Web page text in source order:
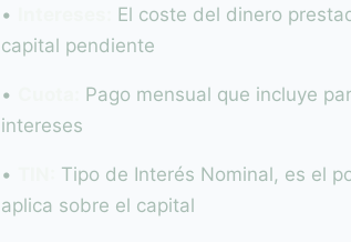
•
El coste del dinero
capital pendiente
•
Pago mensual que incluye
intereses
•
Tipo de Interés Nominal, es el
aplica sobre el capital